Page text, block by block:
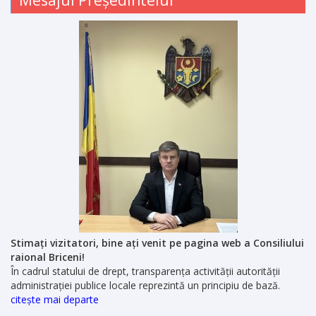
Stimați vizitatori, bine ați venit pe pagina web a Consiliului
raional Briceni!
În cadrul statului de drept, transparența activității autorității
administrației publice locale reprezintă un principiu de bază.
citește mai departe